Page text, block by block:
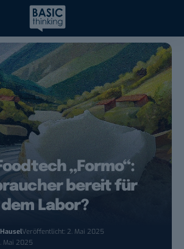
„Formo“:
bereit für
dem Labor?
Veröffentlicht: 2. Mai 2025
Mai 2025